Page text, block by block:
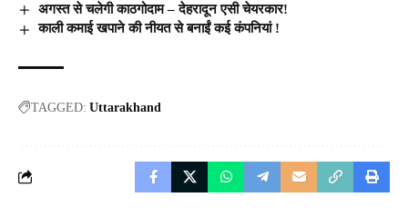
अगस्त से चलेगी काठगोदाम – देहरादून एसी चेयरकार!
काली कमाई खपाने की नीयत से बनाईं कई कंपनियां !
TAGGED: Uttarakhand